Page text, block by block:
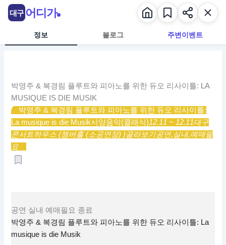
정보 블로그 주변이벤트
박영주 & 복경림 플루트와 피아노를 위한 듀오 리사이틀: LA
MUSIQUE IS DIE MUSIK
박영주 & 복경림 플루트와 피아노를 위한 듀오 리사이틀:
La musique is die Musik서양음악(클래식)12.11 ~ 12.11대구
콘서트하우스 (챔버홀 (소공연장) )골라보기공연,실내,예매필
요
공연 실내 예매필요 종료
박영주 & 복경림 플루트와 피아노를 위한 듀오 리사이틀: La
musique is die Musik
대구 어디가